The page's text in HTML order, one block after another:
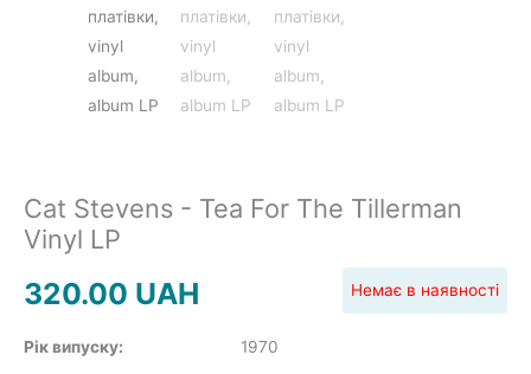
Cat Stevens - Tea For The Tillerman
Vinyl LP
320.00 UAH Немає в наявності
Рік випуску: 1970
SOUNDTRACK
COMPILATION